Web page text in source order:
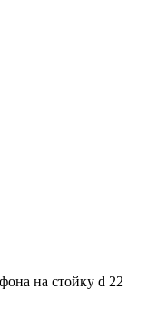
на стойку d 22